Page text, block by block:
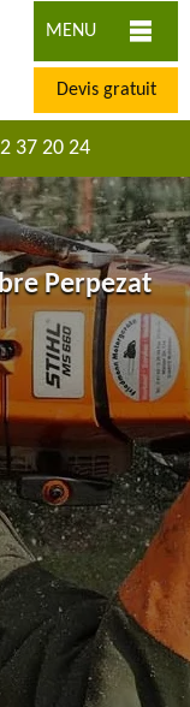
MENU
Devis gratuit
37 20 24
Perpezat